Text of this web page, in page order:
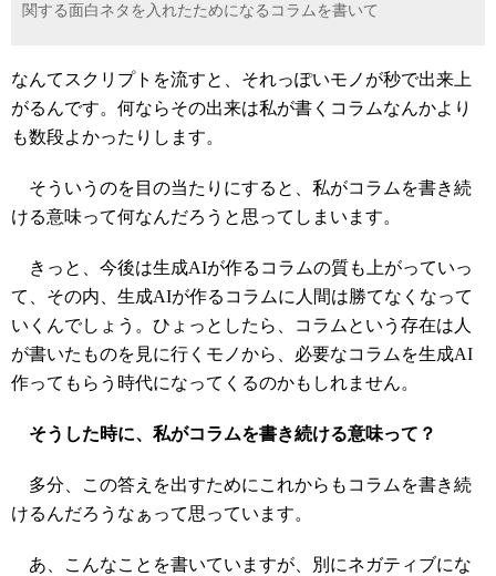
関する面白ネタを入れたためになるコラムを書いて
なんてスクリプトを流すと、それっぽいモノが秒で出来上
がるんです。何ならその出来は私が書くコラムなんかより
も数段よかったりします。
そういうのを目の当たりにすると、私がコラムを書き続
ける意味って何なんだろうと思ってしまいます。
きっと、今後は生成AIが作るコラムの質も上がっていっ
て、その内、生成AIが作るコラムに人間は勝てなくなって
いくんでしょう。ひょっとしたら、コラムという存在は人
が書いたものを見に行くモノから、必要なコラムを生成AI
作ってもらう時代になってくるのかもしれません。
そうした時に、私がコラムを書き続ける意味って？
多分、この答えを出すためにこれからもコラムを書き続
けるんだろうなぁって思っています。
あ、こんなことを書いていますが、別にネガティブにな